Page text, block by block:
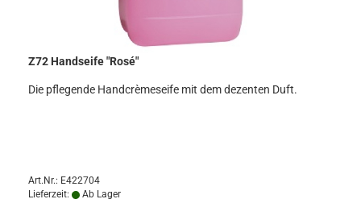
Z72 Handseife "Rosé"
Die pflegende Handcrèmeseife mit dem dezenten Duft.
Art.Nr.: E422704
Lieferzeit:
Ab Lager